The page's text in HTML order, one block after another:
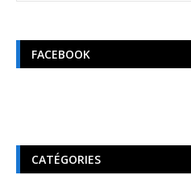
FACEBOOK
CATÉGORIES